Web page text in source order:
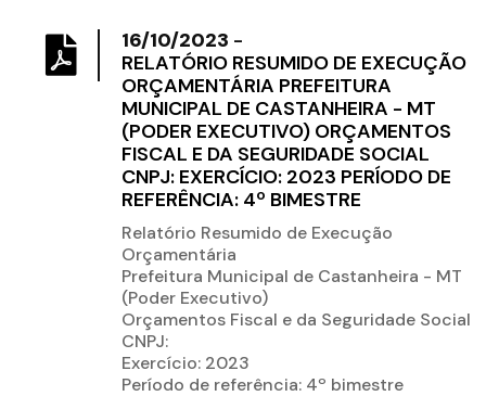
16/10/2023 -
RELATÓRIO RESUMIDO DE EXECUÇÃO
ORÇAMENTÁRIA PREFEITURA
MUNICIPAL DE CASTANHEIRA - MT
(PODER EXECUTIVO) ORÇAMENTOS
FISCAL E DA SEGURIDADE SOCIAL
CNPJ: EXERCÍCIO: 2023 PERÍODO DE
REFERÊNCIA: 4º BIMESTRE
Relatório Resumido de Execução
Orçamentária
Prefeitura Municipal de Castanheira - MT
(Poder Executivo)
Orçamentos Fiscal e da Seguridade Social
CNPJ:
Exercício: 2023
Período de referência: 4º bimestre